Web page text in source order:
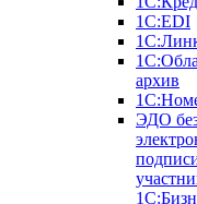
1С:EDI
архив
ЭДО